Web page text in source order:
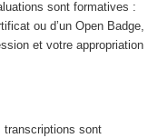
sont formatives :
ou d’un Open Badge,
et votre appropriation
transcriptions sont